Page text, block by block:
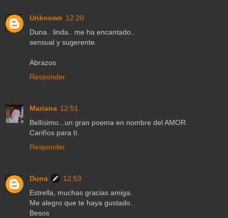
Unknown 12:20
Duna.. linda.. me ha encantado..
sensual y sugerente.
Abrazos
Responder
Mariana 12:51
Bellísimo...un gran poema en nombre del AMOR.
Cariños para tí.
Responder
Duna
12:53
Estrella, muchas gracias amiga.
Me alegro que te haya gustado.
Besos